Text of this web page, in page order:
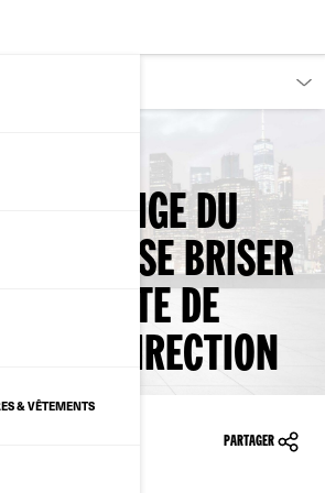
& VÊTEMENTS
DE LA TIGE DU
SE BRISER
PERTE DE
DE LA DIRECTION
PARTAGER